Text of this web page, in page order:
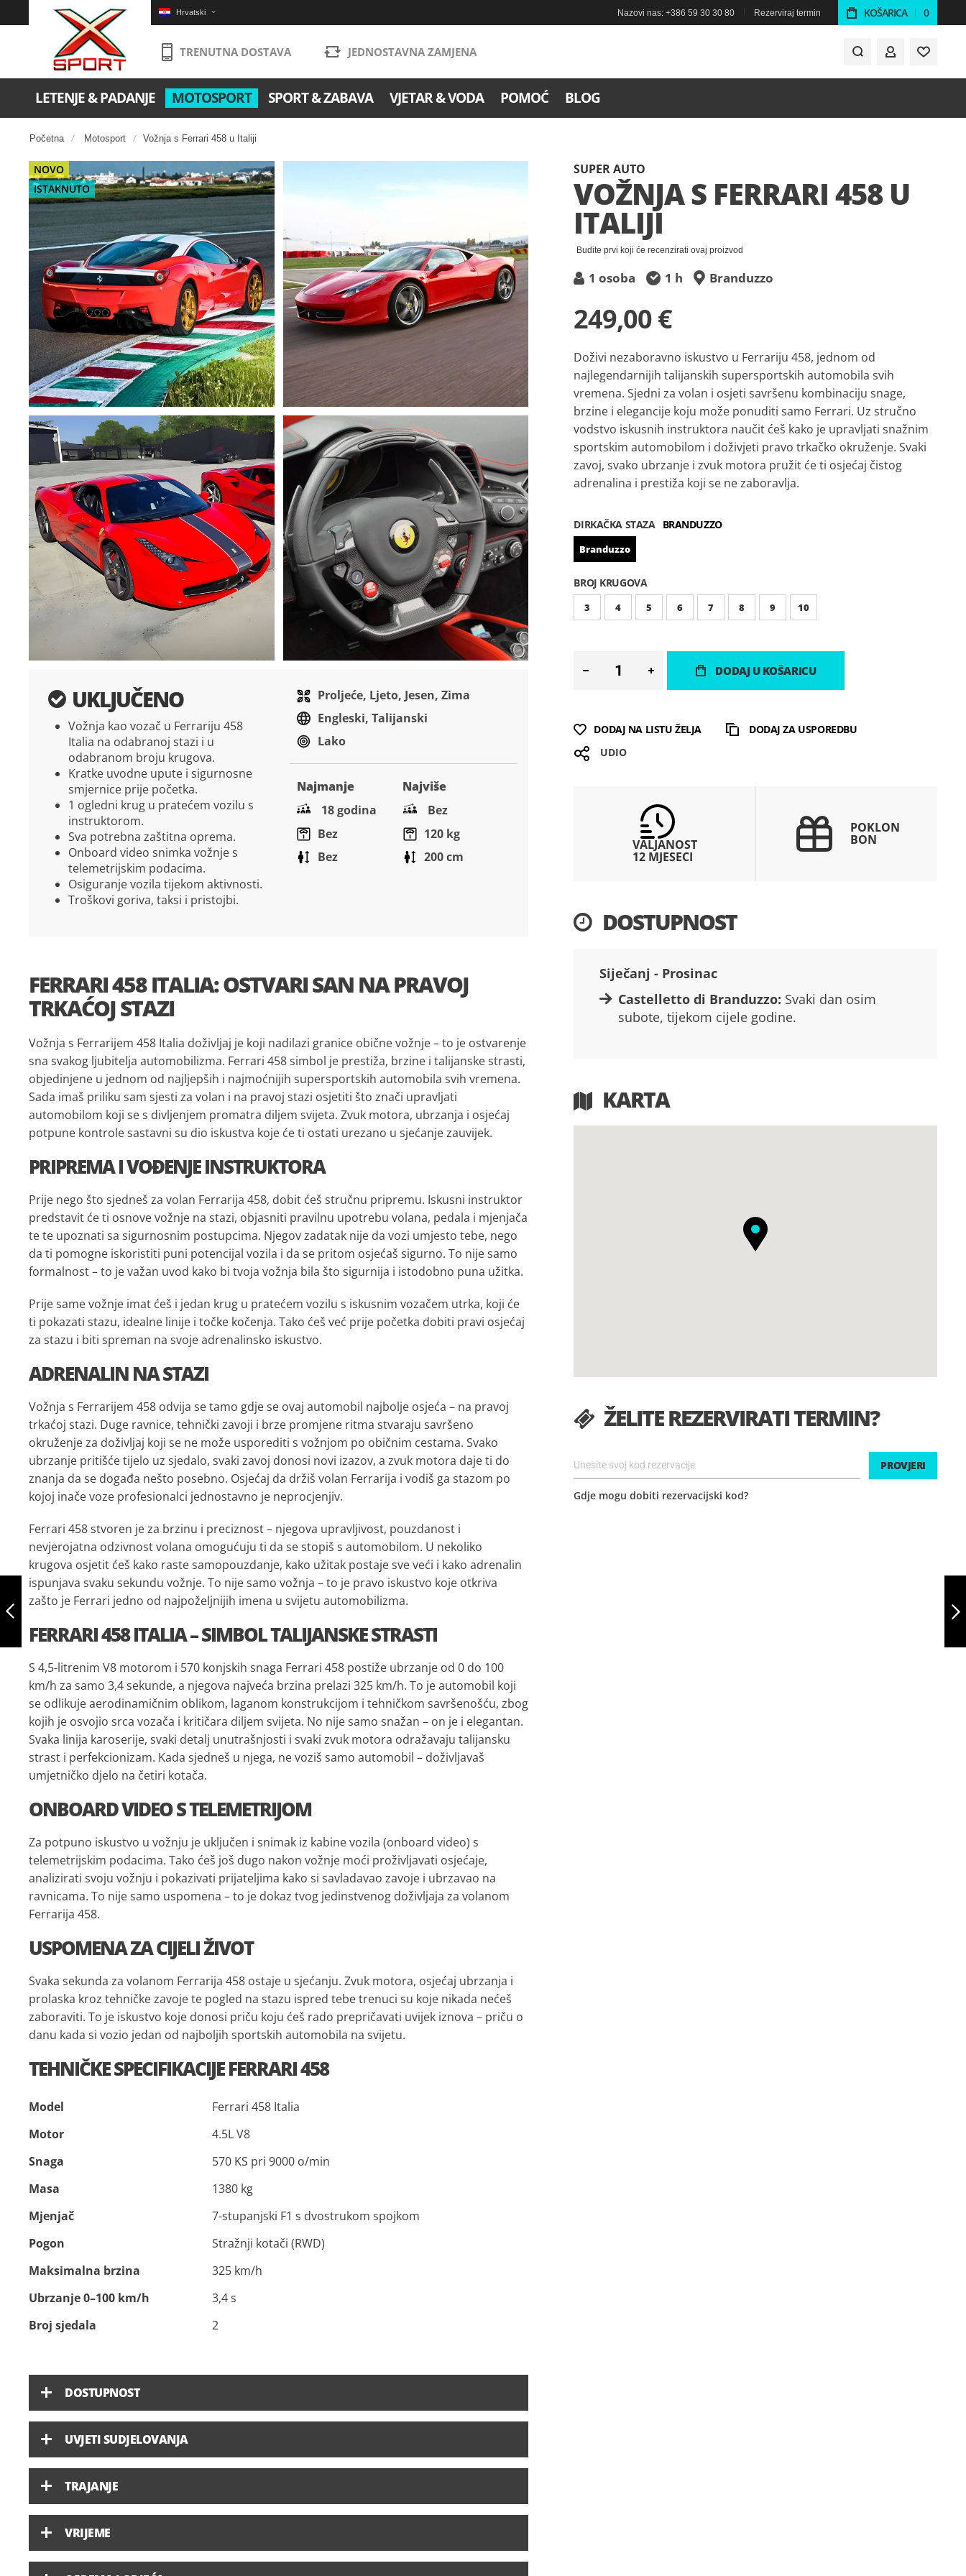
Hrvatski Nazovi nas: +386 59 30 30 80 Rezerviraj termin KOŠARICA 0
TRENUTNA DOSTAVA JEDNOSTAVNA ZAMJENA MOJ RAČUN
LETENJE & PADANJE MOTOSPORT SPORT & ZABAVA VJETAR & VODA POMOĆ BLOG
Početna Motosport Vožnja s Ferrari 458 u Italiji
Preskočite
na
kraj
galerije
slika
početak
galerije
NOVO
ISTAKNUTO
UKLJUČENO
Vožnja kao vozač u Ferrariju 458
Italia na odabranoj stazi i u
odabranom broju krugova.
Kratke uvodne upute i sigurnosne
smjernice prije početka.
1 ogledni krug u pratećem vozilu s
instruktorom.
Sva potrebna zaštitna oprema.
Onboard video snimka vožnje s
telemetrijskim podacima.
Osiguranje vozila tijekom aktivnosti.
Troškovi goriva, taksi i pristojbi.
Proljeće, Ljeto, Jesen, Zima
Engleski, Talijanski
Lako
Najmanje
Najviše
18 godina
Bez
Bez
120 kg
Bez
200 cm
FERRARI 458 ITALIA: OSTVARI SAN NA PRAVOJ
TRKAĆOJ STAZI
Vožnja s Ferrarijem 458 Italia doživljaj je koji nadilazi granice obične vožnje – to je ostvarenje
sna svakog ljubitelja automobilizma. Ferrari 458 simbol je prestiža, brzine i talijanske strasti,
objedinjene u jednom od najljepših i najmoćnijih supersportskih automobila svih vremena.
Sada imaš priliku sam sjesti za volan i na pravoj stazi osjetiti što znači upravljati
automobilom koji se s divljenjem promatra diljem svijeta. Zvuk motora, ubrzanja i osjećaj
potpune kontrole sastavni su dio iskustva koje će ti ostati urezano u sjećanje zauvijek.
PRIPREMA I VOĐENJE INSTRUKTORA
Prije nego što sjedneš za volan Ferrarija 458, dobit ćeš stručnu pripremu. Iskusni instruktor
predstavit će ti osnove vožnje na stazi, objasniti pravilnu upotrebu volana, pedala i mjenjača
te te upoznati sa sigurnosnim postupcima. Njegov zadatak nije da vozi umjesto tebe, nego
da ti pomogne iskoristiti puni potencijal vozila i da se pritom osjećaš sigurno. To nije samo
formalnost – to je važan uvod kako bi tvoja vožnja bila što sigurnija i istodobno puna užitka.
Prije same vožnje imat ćeš i jedan krug u pratećem vozilu s iskusnim vozačem utrka, koji će
ti pokazati stazu, idealne linije i točke kočenja. Tako ćeš već prije početka dobiti pravi osjećaj
za stazu i biti spreman na svoje adrenalinsko iskustvo.
ADRENALIN NA STAZI
Vožnja s Ferrarijem 458 odvija se tamo gdje se ovaj automobil najbolje osjeća – na pravoj
trkaćoj stazi. Duge ravnice, tehnički zavoji i brze promjene ritma stvaraju savršeno
okruženje za doživljaj koji se ne može usporediti s vožnjom po običnim cestama. Svako
ubrzanje pritišće tijelo uz sjedalo, svaki zavoj donosi novi izazov, a zvuk motora daje ti do
znanja da se događa nešto posebno. Osjećaj da držiš volan Ferrarija i vodiš ga stazom po
kojoj inače voze profesionalci jednostavno je neprocjenjiv.
Ferrari 458 stvoren je za brzinu i preciznost – njegova upravljivost, pouzdanost i
nevjerojatna odzivnost volana omogućuju ti da se stopiš s automobilom. U nekoliko
krugova osjetit ćeš kako raste samopouzdanje, kako užitak postaje sve veći i kako adrenalin
ispunjava svaku sekundu vožnje. To nije samo vožnja – to je pravo iskustvo koje otkriva
zašto je Ferrari jedno od najpoželjnijih imena u svijetu automobilizma.
FERRARI 458 ITALIA – SIMBOL TALIJANSKE STRASTI
S 4,5-litrenim V8 motorom i 570 konjskih snaga Ferrari 458 postiže ubrzanje od 0 do 100
km/h za samo 3,4 sekunde, a njegova najveća brzina prelazi 325 km/h. To je automobil koji
se odlikuje aerodinamičnim oblikom, laganom konstrukcijom i tehničkom savršenošću, zbog
kojih je osvojio srca vozača i kritičara diljem svijeta. No nije samo snažan – on je i elegantan.
Svaka linija karoserije, svaki detalj unutrašnjosti i svaki zvuk motora odražavaju talijansku
strast i perfekcionizam. Kada sjedneš u njega, ne voziš samo automobil – doživljavaš
umjetničko djelo na četiri kotača.
ONBOARD VIDEO S TELEMETRIJOM
Za potpuno iskustvo u vožnju je uključen i snimak iz kabine vozila (onboard video) s
telemetrijskim podacima. Tako ćeš još dugo nakon vožnje moći proživljavati osjećaje,
analizirati svoju vožnju i pokazivati prijateljima kako si savladavao zavoje i ubrzavao na
ravnicama. To nije samo uspomena – to je dokaz tvog jedinstvenog doživljaja za volanom
Ferrarija 458.
USPOMENA ZA CIJELI ŽIVOT
Svaka sekunda za volanom Ferrarija 458 ostaje u sjećanju. Zvuk motora, osjećaj ubrzanja i
prolaska kroz tehničke zavoje te pogled na stazu ispred tebe trenuci su koje nikada nećeš
zaboraviti. To je iskustvo koje donosi priču koju ćeš rado prepričavati uvijek iznova – priču o
danu kada si vozio jedan od najboljih sportskih automobila na svijetu.
TEHNIČKE SPECIFIKACIJE FERRARI 458
Model
Ferrari 458 Italia
Motor
4.5L V8
Snaga
570 KS pri 9000 o/min
Masa
1380 kg
Mjenjač
7-stupanjski F1 s dvostrukom spojkom
Pogon
Stražnji kotači (RWD)
Maksimalna brzina
325 km/h
Ubrzanje 0–100 km/h
3,4 s
Broj sjedala
2
DOSTUPNOST
UVJETI SUDJELOVANJA
TRAJANJE
VRIJEME
SUPER AUTO
VOŽNJA S FERRARI 458 U
ITALIJI
Budite prvi koji će recenzirati ovaj proizvod
1 osoba 1 h Branduzzo
249,00 €
Doživi nezaboravno iskustvo u Ferrariju 458, jednom od
najlegendarnijih talijanskih supersportskih automobila svih
vremena. Sjedni za volan i osjeti savršenu kombinaciju snage,
brzine i elegancije koju može ponuditi samo Ferrari. Uz stručno
vodstvo iskusnih instruktora naučit ćeš kako je upravljati snažnim
sportskim automobilom i doživjeti pravo trkačko okruženje. Svaki
zavoj, svako ubrzanje i zvuk motora pružit će ti osjećaj čistog
adrenalina i prestiža koji se ne zaboravlja.
DIRKAČKA STAZA BRANDUZZO
Branduzzo
BROJ KRUGOVA
3 4 5 6 7 8 9 10
DODAJ U KOŠARICU
DODAJ NA LISTU ŽELJA
DODAJ ZA USPOREDBU
UDIO
VALJANOST
12 MJESECI
POKLON
BON
DOSTUPNOST
Siječanj - Prosinac
Castelletto di Branduzzo: Svaki dan osim
subote, tijekom cijele godine.
KARTA
ŽELITE REZERVIRATI TERMIN?
PROVJERI
Gdje mogu dobiti rezervacijski kod?
VOŽNJA
FERRARIJEM NA
SLOVENSKOJ
PRETHODNO